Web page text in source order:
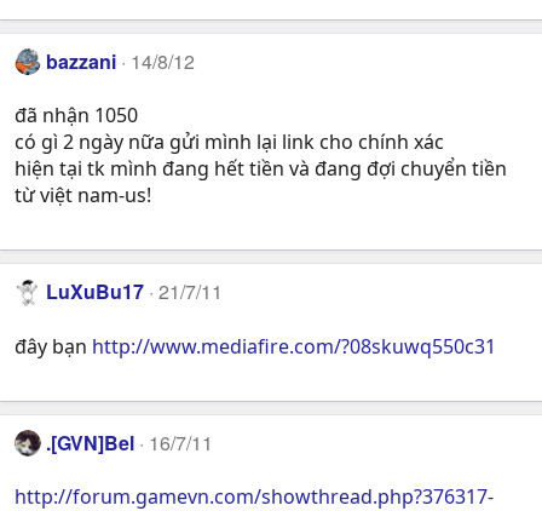
bazzani 14/8/12
đã nhận 1050
có gì 2 ngày nữa gửi mình lại link cho chính xác
hiện tại tk mình đang hết tiền và đang đợi chuyển tiền
từ việt nam-us!
LuXuBu17 21/7/11
đây bạn http://www.mediafire.com/?08skuwq550c31
.[GVN]Bel 16/7/11
http://forum.gamevn.com/showthread.php?376317-